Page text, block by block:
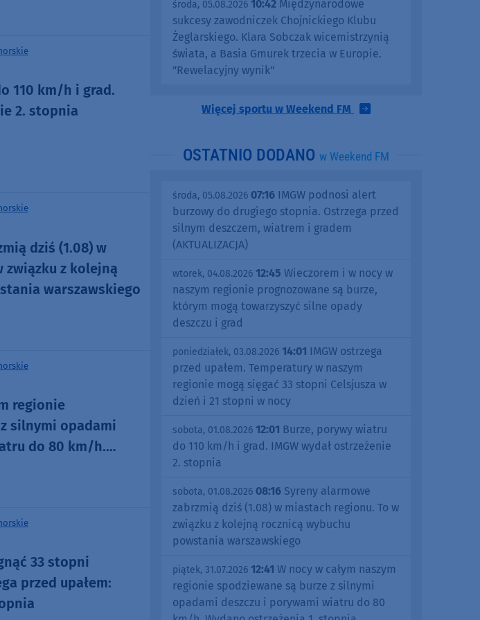
110 km/h i grad.
2. stopnia
dziś (1.08) w
związku z kolejną
warszawskiego
regionie
silnymi opadami
do 80 km/h.
33 stopni
przed upałem:
środa, 05.08.2026 10:42 Międzynarodowe
sukcesy zawodniczek Chojnickiego Klubu
Żeglarskiego. Klara Sobczak wicemistrzynią
świata, a Basia Gmurek trzecia w Europie.
"Rewelacyjny wynik"
Więcej sportu w Weekend FM
OSTATNIO DODANO w Weekend FM
środa, 05.08.2026 07:16 IMGW podnosi alert
burzowy do drugiego stopnia. Ostrzega przed
silnym deszczem, wiatrem i gradem
(AKTUALIZACJA)
wtorek, 04.08.2026 12:45 Wieczorem i w nocy w
naszym regionie prognozowane są burze,
którym mogą towarzyszyć silne opady
deszczu i grad
poniedziałek, 03.08.2026 14:01 IMGW ostrzega
przed upałem. Temperatury w naszym
regionie mogą sięgać 33 stopni Celsjusza w
dzień i 21 stopni w nocy
sobota, 01.08.2026 12:01 Burze, porywy wiatru
do 110 km/h i grad. IMGW wydał ostrzeżenie
2. stopnia
sobota, 01.08.2026 08:16 Syreny alarmowe
zabrzmią dziś (1.08) w miastach regionu. To w
związku z kolejną rocznicą wybuchu
powstania warszawskiego
piątek, 31.07.2026 12:41 W nocy w całym naszym
regionie spodziewane są burze z silnymi
opadami deszczu i porywami wiatru do 80